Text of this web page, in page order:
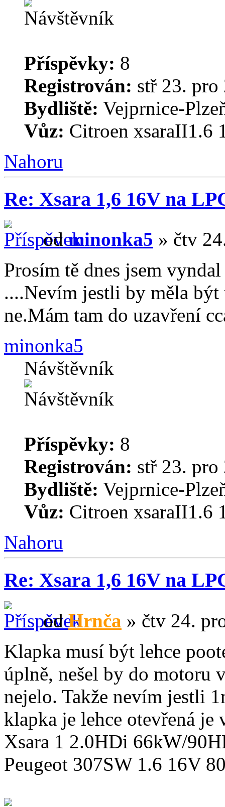
Příspěvky: 8
Registrován: stř 23. pro
Bydliště: Vejprnice-
Vůz: Citroen xsaraII1.6
Nahoru
Re: Xsara 1,6 16V na
odminonka5 » čtv
Prosím tě dnes jsem
....Nevím jestli by měla být
ne.Mám tam do uzavření
minonka5
Návštěvník
Příspěvky: 8
Registrován: stř 23. pro
Bydliště: Vejprnice-
Vůz: Citroen xsaraII1.6
Nahoru
Re: Xsara 1,6 16V na
odHrnča » čtv 24.
Klapka musí být lehce
úplně, nešel by do motoru
nejelo. Takže nevím jestli
klapka je lehce otevřená je
Xsara 1 2.0HDi 66kW/
Peugeot 307SW 1.6 16V